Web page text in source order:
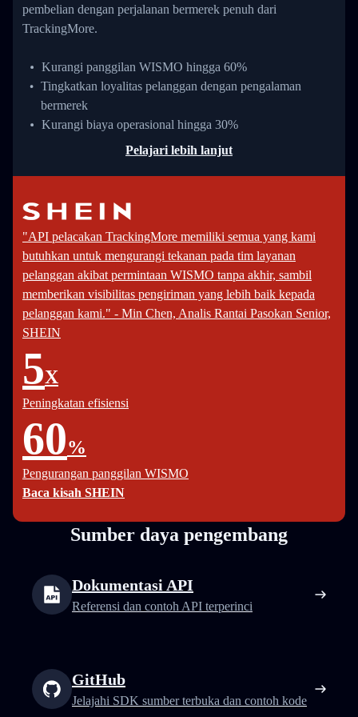
pembelian dengan perjalanan bermerek penuh dari
TrackingMore.
Kurangi panggilan WISMO hingga 60%
Tingkatkan loyalitas pelanggan dengan pengalaman
bermerek
Kurangi biaya operasional hingga 30%
Pelajari lebih lanjut
"API pelacakan TrackingMore memiliki semua yang kami
butuhkan untuk mengurangi tekanan pada tim layanan
pelanggan akibat permintaan WISMO tanpa akhir, sambil
memberikan visibilitas pengiriman yang lebih baik kepada
pelanggan kami." - Min Chen, Analis Rantai Pasokan Senior,
SHEIN
5X
Peningkatan efisiensi
60%
Pengurangan panggilan WISMO
Baca kisah SHEIN
Sumber daya pengembang
Dokumentasi API
Referensi dan contoh API terperinci
GitHub
Jelajahi SDK sumber terbuka dan contoh kode